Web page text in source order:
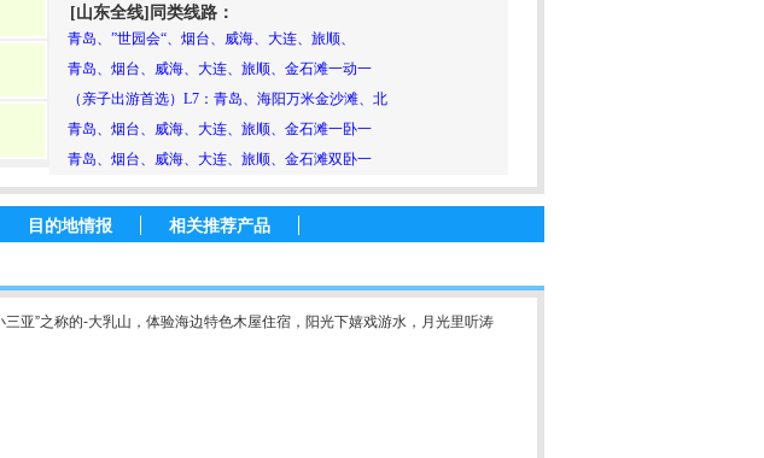
[山东全线]同类线路：
青岛、”世园会“、烟台、威海、大连、旅顺、
青岛、烟台、威海、大连、旅顺、金石滩一动一
（亲子出游首选）L7：青岛、海阳万米金沙滩、北
青岛、烟台、威海、大连、旅顺、金石滩一卧一
青岛、烟台、威海、大连、旅顺、金石滩双卧一
目的地情报 相关推荐产品
亚”之称的-大乳山，体验海边特色木屋住宿，阳光下嬉戏游水，月光里听涛